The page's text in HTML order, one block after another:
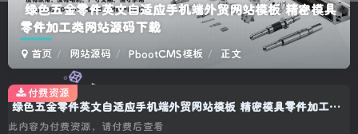
绿色五金零件英文自适应手机端外贸网站模板 精密模具
零件加工类网站源码下载
首页 网站源码 PbootCMS模板 正文
绿色五金零件英文自适应手机端外贸网站模板 精密模具零件加工类网站源码下载
此内容为付费资源，请付费后查看
付费资源